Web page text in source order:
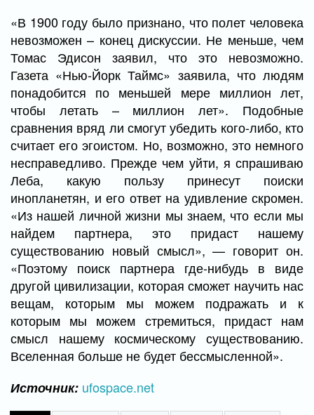
«В 1900 году было признано, что полет человека
невозможен – конец дискуссии. Не меньше, чем
Томас Эдисон заявил, что это невозможно.
Газета «Нью-Йорк Таймс» заявила, что людям
понадобится по меньшей мере миллион лет,
чтобы летать – миллион лет». Подобные
сравнения вряд ли смогут убедить кого-либо, кто
считает его эгоистом. Но, возможно, это немного
несправедливо. Прежде чем уйти, я спрашиваю
Леба, какую пользу принесут поиски
инопланетян, и его ответ на удивление скромен.
«Из нашей личной жизни мы знаем, что если мы
найдем партнера, это придаст нашему
существованию новый смысл», — говорит он.
«Поэтому поиск партнера где-нибудь в виде
другой цивилизации, которая сможет научить нас
вещам, которым мы можем подражать и к
которым мы можем стремиться, придаст нам
смысл нашему космическому существованию.
Вселенная больше не будет бессмысленной».
Источник: ufospace.net